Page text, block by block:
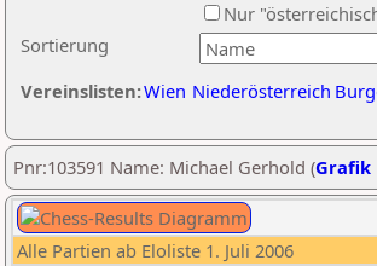
Sortierung
Nur
Vereinslisten:Wien Niederösterreich
Pnr:103591 Name: Michael Gerhold (Grafik
Alle Partien ab Eloliste 1. Juli 2006